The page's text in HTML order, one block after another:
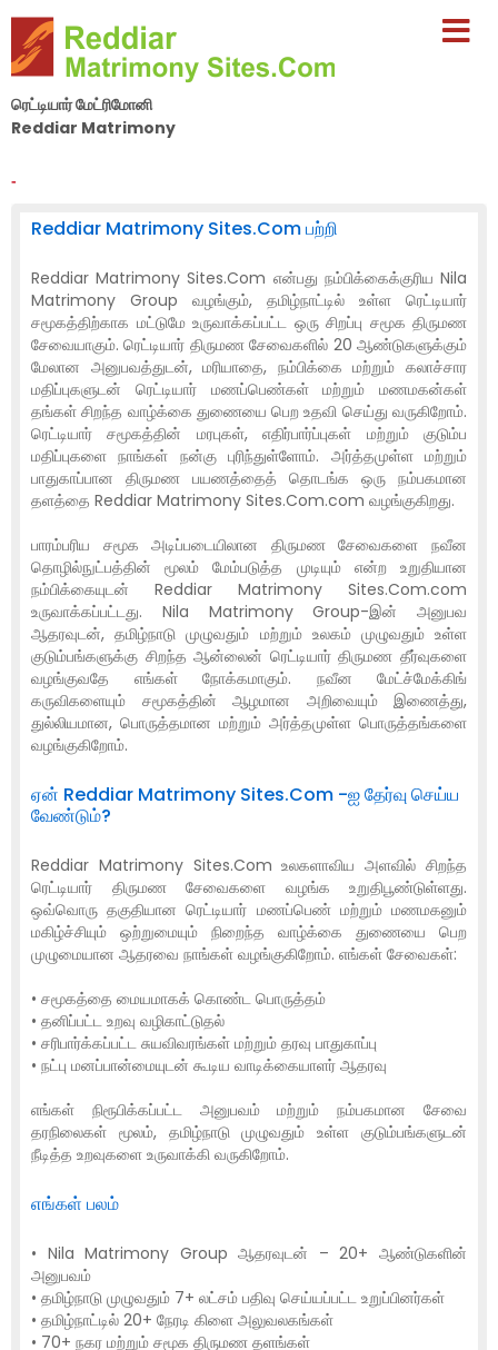
ரெட்டியார் மேட்ரிமோனி
Reddiar Matrimony
-
Reddiar Matrimony Sites.Com பற்றி
Reddiar Matrimony Sites.Com என்பது நம்பிக்கைக்குரிய Nila
Matrimony Group வழங்கும், தமிழ்நாட்டில் உள்ள ரெட்டியார்
சமூகத்திற்காக மட்டுமே உருவாக்கப்பட்ட ஒரு சிறப்பு சமூக திருமண
சேவையாகும். ரெட்டியார் திருமண சேவைகளில் 20 ஆண்டுகளுக்கும்
மேலான அனுபவத்துடன், மரியாதை, நம்பிக்கை மற்றும் கலாச்சார
மதிப்புகளுடன் ரெட்டியார் மணப்பெண்கள் மற்றும் மணமகன்கள்
தங்கள் சிறந்த வாழ்க்கை துணையை பெற உதவி செய்து வருகிறோம்.
ரெட்டியார் சமூகத்தின் மரபுகள், எதிர்பார்ப்புகள் மற்றும் குடும்ப
மதிப்புகளை நாங்கள் நன்கு புரிந்துள்ளோம். அர்த்தமுள்ள மற்றும்
பாதுகாப்பான திருமண பயணத்தைத் தொடங்க ஒரு நம்பகமான
தளத்தை Reddiar Matrimony Sites.Com.com வழங்குகிறது.
பாரம்பரிய சமூக அடிப்படையிலான திருமண சேவைகளை நவீன
தொழில்நுட்பத்தின் மூலம் மேம்படுத்த முடியும் என்ற உறுதியான
நம்பிக்கையுடன் Reddiar Matrimony Sites.Com.com
உருவாக்கப்பட்டது. Nila Matrimony Group-இன் அனுபவ
ஆதரவுடன், தமிழ்நாடு முழுவதும் மற்றும் உலகம் முழுவதும் உள்ள
குடும்பங்களுக்கு சிறந்த ஆன்லைன் ரெட்டியார் திருமண தீர்வுகளை
வழங்குவதே எங்கள் நோக்கமாகும். நவீன மேட்ச்மேக்கிங்
கருவிகளையும் சமூகத்தின் ஆழமான அறிவையும் இணைத்து,
துல்லியமான, பொருத்தமான மற்றும் அர்த்தமுள்ள பொருத்தங்களை
வழங்குகிறோம்.
ஏன் Reddiar Matrimony Sites.Com -ஐ தேர்வு செய்ய
வேண்டும்?
Reddiar Matrimony Sites.Com உலகளாவிய அளவில் சிறந்த
ரெட்டியார் திருமண சேவைகளை வழங்க உறுதிபூண்டுள்ளது.
ஒவ்வொரு தகுதியான ரெட்டியார் மணப்பெண் மற்றும் மணமகனும்
மகிழ்ச்சியும் ஒற்றுமையும் நிறைந்த வாழ்க்கை துணையை பெற
முழுமையான ஆதரவை நாங்கள் வழங்குகிறோம். எங்கள் சேவைகள்:
• சமூகத்தை மையமாகக் கொண்ட பொருத்தம்
• தனிப்பட்ட உறவு வழிகாட்டுதல்
• சரிபார்க்கப்பட்ட சுயவிவரங்கள் மற்றும் தரவு பாதுகாப்பு
• நட்பு மனப்பான்மையுடன் கூடிய வாடிக்கையாளர் ஆதரவு
எங்கள் நிரூபிக்கப்பட்ட அனுபவம் மற்றும் நம்பகமான சேவை
தரநிலைகள் மூலம், தமிழ்நாடு முழுவதும் உள்ள குடும்பங்களுடன்
நீடித்த உறவுகளை உருவாக்கி வருகிறோம்.
எங்கள் பலம்
• Nila Matrimony Group ஆதரவுடன் – 20+ ஆண்டுகளின்
அனுபவம்
• தமிழ்நாடு முழுவதும் 7+ லட்சம் பதிவு செய்யப்பட்ட உறுப்பினர்கள்
• தமிழ்நாட்டில் 20+ நேரடி கிளை அலுவலகங்கள்
• 70+ நகர மற்றும் சமூக திருமண தளங்கள்